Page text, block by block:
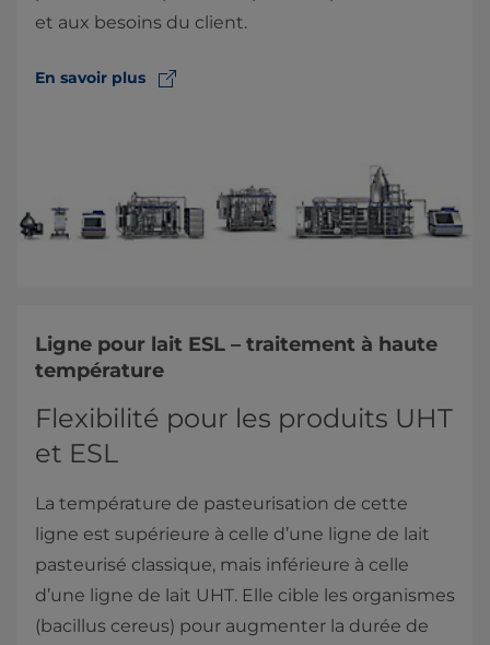
et aux besoins du client.
En savoir plus
Ligne pour lait ESL – traitement à haute
température
Flexibilité pour les produits UHT
et ESL
La température de pasteurisation de cette
ligne est supérieure à celle d’une ligne de lait
pasteurisé classique, mais inférieure à celle
d’une ligne de lait UHT. Elle cible les organismes
(bacillus cereus) pour augmenter la durée de